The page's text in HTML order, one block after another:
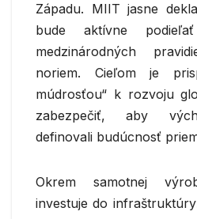
Západu. MIIT jasne
bude aktívne
medzinárodných
noriem. Cieľom je
múdrosťou“ k rozvoju
zabezpečiť, aby
definovali budúcnosť
Okrem samotnej
investuje do